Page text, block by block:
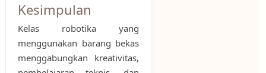
Kesimpulan
Kelas robotika yang
menggunakan barang bekas
menggabungkan kreativitas,